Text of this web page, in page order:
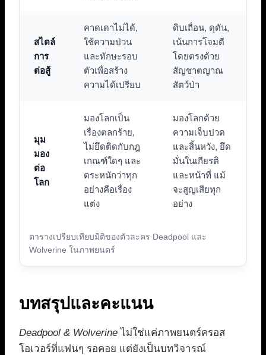
ตารางเปรียบเทียบมิติของตัวละคร Deadpool และ
Wolverine ในภาพยนตร์
สไตล์
การ
ต่อสู้
คาดเดาไม่ได้,
ใช้ความป่วน
และทักษะรอบ
ตัวเพื่อสร้าง
ความได้เปรียบ
ดิบเถื่อน, ดุดัน,
เน้นการโจมตี
โดยตรงด้วย
สัญชาตญาณ
สัตว์ป่า
มุม
มอง
ต่อ
โลก
มองโลกเป็น
เรื่องตลกร้าย,
ไม่ยึดติดกับกฎ
เกณฑ์ใดๆ และ
ตระหนักว่าทุก
อย่างคือเรื่อง
แต่ง
มองโลกด้วย
ความเจ็บปวด
และสิ้นหวัง, ยึด
มั่นในเกียรติ
และหน้าที่ แม้
จะสูญเสียทุก
อย่าง
บทสรุปและคะแนน
Deadpool & Wolverine ไม่ใช่แค่ภาพยนตร์ครอส
โอเวอร์ที่แฟนๆ รอคอย แต่ยังเป็นบทวิจารณ์